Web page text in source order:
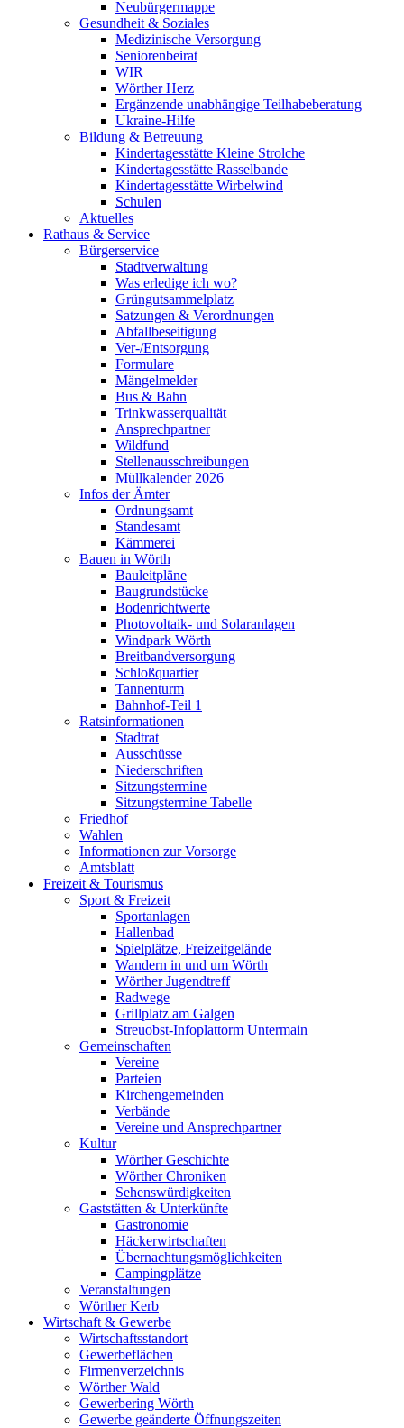
Neubürgermappe
Gesundheit & Soziales
Medizinische Versorgung
Seniorenbeirat
WIR
Wörther Herz
Ergänzende unabhängige Teilhabeberatung
Ukraine-Hilfe
Bildung & Betreuung
Kindertagesstätte Kleine Strolche
Kindertagesstätte Rasselbande
Kindertagesstätte Wirbelwind
Schulen
Aktuelles
Rathaus & Service
Bürgerservice
Stadtverwaltung
Was erledige ich wo?
Grüngutsammelplatz
Satzungen & Verordnungen
Abfallbeseitigung
Ver-/Entsorgung
Formulare
Mängelmelder
Bus & Bahn
Trinkwasserqualität
Ansprechpartner
Wildfund
Stellenausschreibungen
Müllkalender 2026
Infos der Ämter
Ordnungsamt
Standesamt
Kämmerei
Bauen in Wörth
Bauleitpläne
Baugrundstücke
Bodenrichtwerte
Photovoltaik- und Solaranlagen
Windpark Wörth
Breitbandversorgung
Schloßquartier
Tannenturm
Bahnhof-Teil 1
Ratsinformationen
Stadtrat
Ausschüsse
Niederschriften
Sitzungstermine
Sitzungstermine Tabelle
Friedhof
Wahlen
Informationen zur Vorsorge
Amtsblatt
Freizeit & Tourismus
Sport & Freizeit
Sportanlagen
Hallenbad
Spielplätze, Freizeitgelände
Wandern in und um Wörth
Wörther Jugendtreff
Radwege
Grillplatz am Galgen
Streuobst-Infoplattorm Untermain
Gemeinschaften
Vereine
Parteien
Kirchengemeinden
Verbände
Vereine und Ansprechpartner
Kultur
Wörther Geschichte
Wörther Chroniken
Sehenswürdigkeiten
Gaststätten & Unterkünfte
Gastronomie
Häckerwirtschaften
Übernachtungsmöglichkeiten
Campingplätze
Veranstaltungen
Wörther Kerb
Wirtschaft & Gewerbe
Wirtschaftsstandort
Gewerbeflächen
Firmenverzeichnis
Wörther Wald
Gewerbering Wörth
Gewerbe geänderte Öffnungszeiten